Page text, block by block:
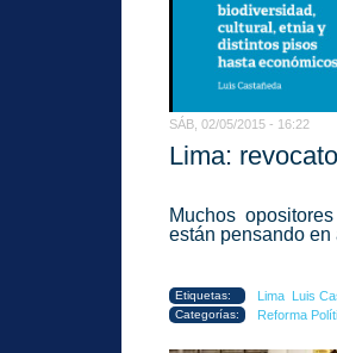
SÁB, 02/05/2015 - 16:22
Lima:
Muchos
están pensando en
Etiquetas: Lima Luis
Categorías: Reforma